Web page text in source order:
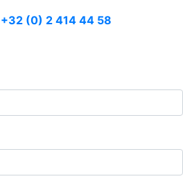
+32 (0) 2 414 44 58